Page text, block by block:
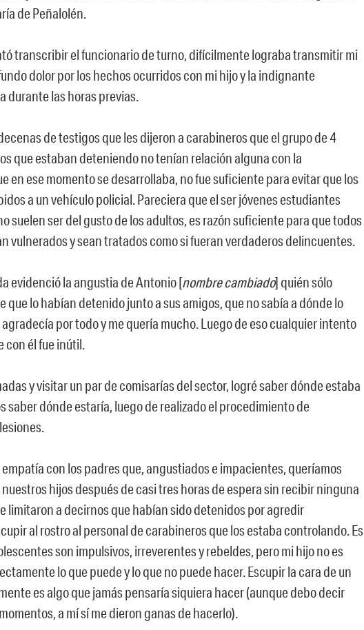
de Peñalolén.
transcribir el funcionario de turno, difícilmente lograba transmitir mi
dolor por los hechos ocurridos con mi hijo y la indignante
durante las horas previas.
de testigos que les dijeron a carabineros que el grupo de 4
que estaban deteniendo no tenían relación alguna con la
en ese momento se desarrollaba, no fue suficiente para evitar que los
a un vehículo policial. Pareciera que el ser jóvenes estudiantes
suelen ser del gusto de los adultos, es razón suficiente para que todos
vulnerados y sean tratados como si fueran verdaderos delincuentes.
evidenció la angustia de Antonio [nombre cambiado] quién sólo
que lo habían detenido junto a sus amigos, que no sabía a dónde lo
por todo y me quería mucho. Luego de eso cualquier intento
con él fue inútil.
y visitar un par de comisarías del sector, logré saber dónde estaba
saber dónde estaría, luego de realizado el procedimiento de
con los padres que, angustiados e impacientes, queríamos
hijos después de casi tres horas de espera sin recibir ninguna
limitaron a decirnos que habían sido detenidos por agredir
al rostro al personal de carabineros que los estaba controlando. Es
son impulsivos, irreverentes y rebeldes, pero mi hijo no es
lo que puede y lo que no puede hacer. Escupir la cara de un
es algo que jamás pensaría siquiera hacer (aunque debo decir
a mí sí me dieron ganas de hacerlo).